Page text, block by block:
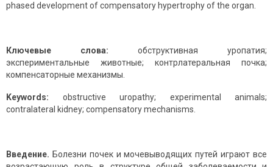
phased development of compensatory hypertrophy of the organ.
Ключевые слова: обструктивная уропатия;
экспериментальные животные; контрлатеральная почка;
компенсаторные механизмы.
Keywords: obstructive uropathy; experimental animals;
contralateral kidney; compensatory mechanisms.
Введение. Болезни почек и мочевыводящих путей играют все